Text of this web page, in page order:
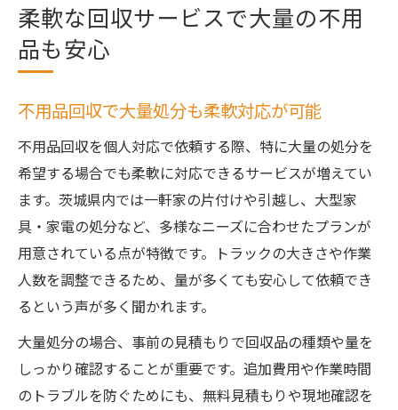
柔軟な回収サービスで大量の不用
品も安心
不用品回収で大量処分も柔軟対応が可能
不用品回収を個人対応で依頼する際、特に大量の処分を
希望する場合でも柔軟に対応できるサービスが増えてい
ます。茨城県内では一軒家の片付けや引越し、大型家
具・家電の処分など、多様なニーズに合わせたプランが
用意されている点が特徴です。トラックの大きさや作業
人数を調整できるため、量が多くても安心して依頼でき
るという声が多く聞かれます。
大量処分の場合、事前の見積もりで回収品の種類や量を
しっかり確認することが重要です。追加費用や作業時間
のトラブルを防ぐためにも、無料見積もりや現地確認を